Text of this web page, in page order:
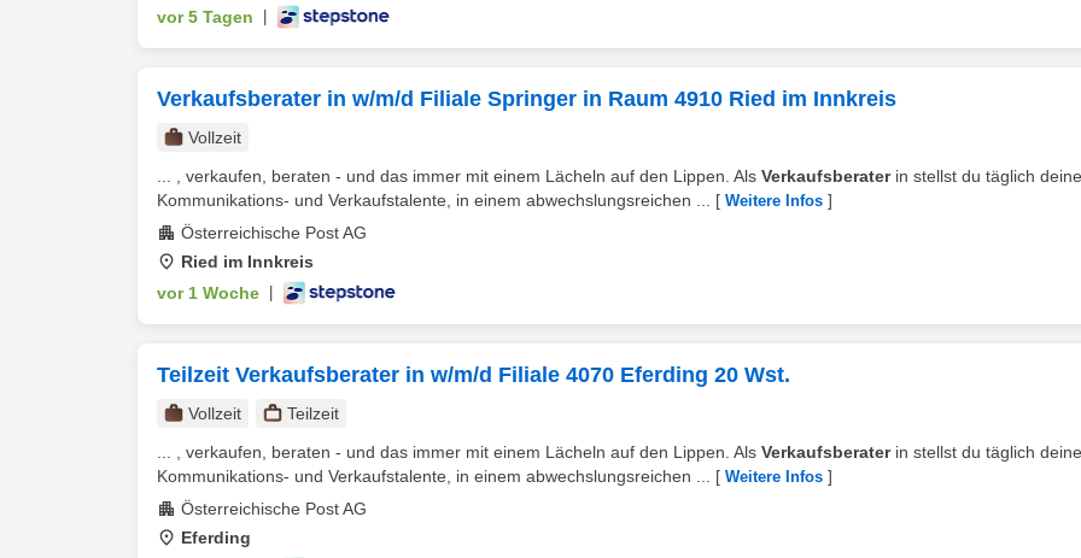
vor 5 Tagen
Verkaufsberater in w/m/d Filiale Springer in Raum 4910 Ried im Innkreis
Vollzeit
... , verkaufen, beraten - und das immer mit einem Lächeln auf den Lippen. Als Verkaufsberaterin stellst du täglich deine
Kommunikations- und Verkaufstalente, in einem abwechslungsreichen ...
[ Weitere Infos ]
Österreichische Post AG
Ried im Innkreis
vor 1 Woche
Teilzeit Verkaufsberater in w/m/d Filiale 4070 Eferding 20 Wst.
Vollzeit
Teilzeit
... , verkaufen, beraten - und das immer mit einem Lächeln auf den Lippen. Als Verkaufsberaterin stellst du täglich deine
Kommunikations- und Verkaufstalente, in einem abwechslungsreichen ...
[ Weitere Infos ]
Österreichische Post AG
Eferding